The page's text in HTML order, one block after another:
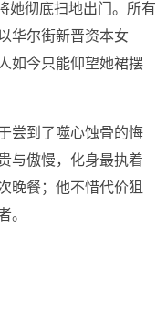
她彻底扫地出门。所有
华尔街新晋资本女
如今只能仰望她裙摆
尝到了噬心蚀骨的悔
与傲慢，化身最执着
晚餐；他不惜代价狙
。